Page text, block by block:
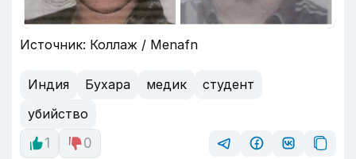
Источник: Коллаж / Menafn
Индия Бухара медик
студент
убийство
1
0